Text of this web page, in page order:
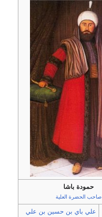
حمودة باشا
صاحب الحضرة العلية
علي باي بن حسين بن علي